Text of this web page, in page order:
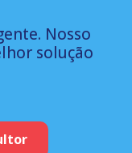
Nosso
solução